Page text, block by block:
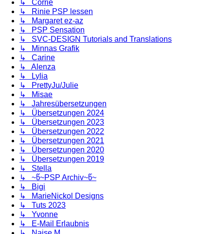
↳ Corrie
↳ Rinie PSP lessen
↳ Margaret ez-az
↳ PSP Sensation
↳ SVC-DESIGN Tutorials and Translations
↳ Minnas Grafik
↳ Carine
↳ Alenza
↳ Lylia
↳ PrettyJu/Julie
↳ Misae
↳ Jahresübersetzungen
↳ Übersetzungen 2024
↳ Übersetzungen 2023
↳ Übersetzungen 2022
↳ Übersetzungen 2021
↳ Übersetzungen 2020
↳ Übersetzungen 2019
↳ Stella
↳ ~წ~PSP Archiv~წ~
↳ Bigi
↳ MarieNickol Designs
↳ Tuts 2023
↳ Yvonne
↳ E-Mail Erlaubnis